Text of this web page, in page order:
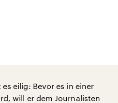
eilig: Bevor es in einer
will er dem Journalisten